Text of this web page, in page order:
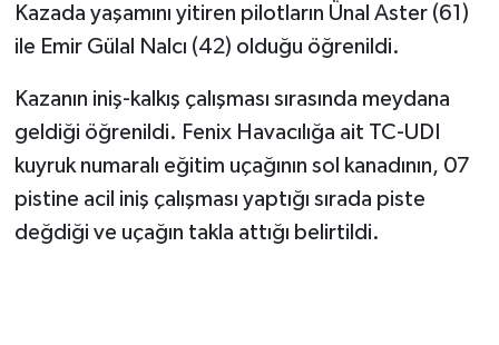
Kazada yaşamını yitiren pilotların Ünal Aster (61)
ile Emir Gülal Nalcı (42) olduğu öğrenildi.
Kazanın iniş-kalkış çalışması sırasında meydana
geldiği öğrenildi. Fenix Havacılığa ait TC-UDI
kuyruk numaralı eğitim uçağının sol kanadının, 07
pistine acil iniş çalışması yaptığı sırada piste
değdiği ve uçağın takla attığı belirtildi.